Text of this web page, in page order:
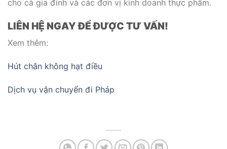
cho cả gia đình và các đơn vị kinh doanh thực phẩm.
LIÊN HỆ NGAY ĐỂ ĐƯỢC TƯ VẤN!
Xem thêm:
Hút chân không hạt điều
Dịch vụ vận chuyển đi Pháp